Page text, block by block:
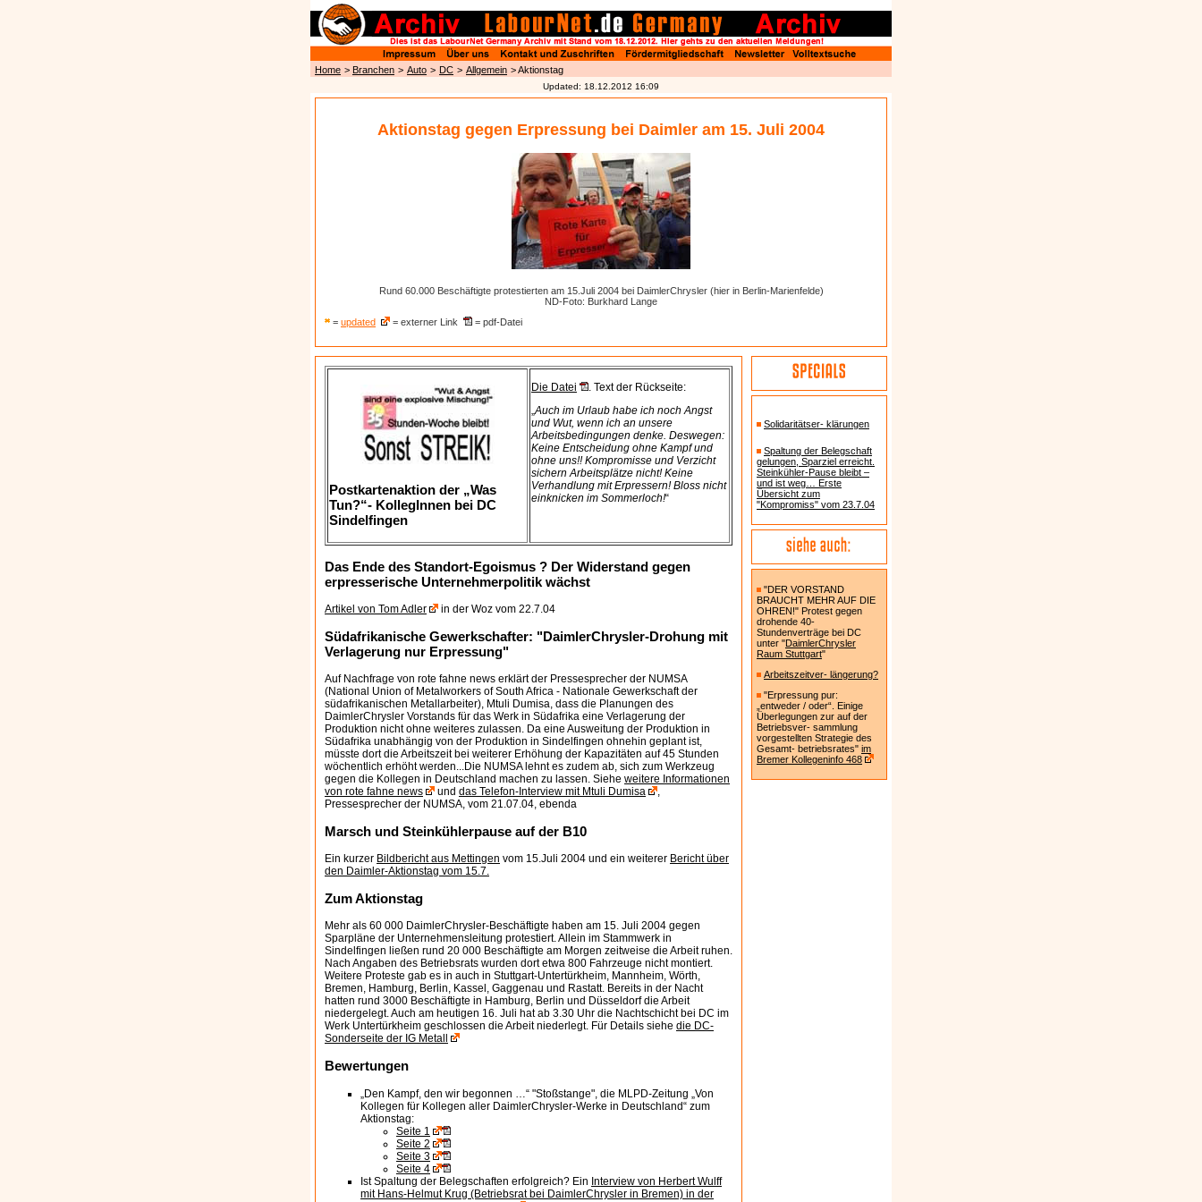
Home > Branchen > Auto > DC > Allgemein > Aktionstag
Updated: 18.12.2012 16:09
Aktionstag gegen Erpressung bei Daimler am 15. Juli 2004
Rund 60.000 Beschäftigte protestierten am 15.Juli 2004 bei DaimlerChrysler (hier in Berlin-Marienfelde)
ND-Foto: Burkhard Lange
= updated = externer Link = pdf-Datei
Postkartenaktion der „Was
Tun?“- KollegInnen bei DC
Sindelfingen
Die Datei
. Text der Rückseite:
„Auch im Urlaub habe ich noch Angst
und Wut, wenn ich an unsere
Arbeitsbedingungen denke. Deswegen:
Keine Entscheidung ohne Kampf und
ohne uns!! Kompromisse und Verzicht
sichern Arbeitsplätze nicht! Keine
Verhandlung mit Erpressern! Bloss nicht
einknicken im Sommerloch!“
Das Ende des Standort-Egoismus ? Der Widerstand gegen
erpresserische Unternehmerpolitik wächst
Artikel von Tom Adler in der Woz vom 22.7.04
Südafrikanische Gewerkschafter: "DaimlerChrysler-Drohung mit
Verlagerung nur Erpressung"
Auf Nachfrage von rote fahne news erklärt der Pressesprecher der NUMSA
(National Union of Metalworkers of South Africa - Nationale Gewerkschaft der
südafrikanischen Metallarbeiter), Mtuli Dumisa, dass die Planungen des
DaimlerChrysler Vorstands für das Werk in Südafrika eine Verlagerung der
Produktion nicht ohne weiteres zulassen. Da eine Ausweitung der Produktion in
Südafrika unabhängig von der Produktion in Sindelfingen ohnehin geplant ist,
müsste dort die Arbeitszeit bei weiterer Erhöhung der Kapazitäten auf 45 Stunden
wöchentlich erhöht werden...Die NUMSA lehnt es zudem ab, sich zum Werkzeug
gegen die Kollegen in Deutschland machen zu lassen. Siehe weitere Informationen
von rote fahne news
und das Telefon-Interview mit Mtuli Dumisa
,
Pressesprecher der NUMSA, vom 21.07.04, ebenda
Marsch und Steinkühlerpause auf der B10
Ein kurzer Bildbericht aus Mettingen vom 15.Juli 2004 und ein weiterer Bericht über
den Daimler-Aktionstag vom 15.7.
Zum Aktionstag
Mehr als 60 000 DaimlerChrysler-Beschäftigte haben am 15. Juli 2004 gegen
Sparpläne der Unternehmensleitung protestiert. Allein im Stammwerk in
Sindelfingen ließen rund 20 000 Beschäftigte am Morgen zeitweise die Arbeit ruhen.
Nach Angaben des Betriebsrats wurden dort etwa 800 Fahrzeuge nicht montiert.
Weitere Proteste gab es in auch in Stuttgart-Untertürkheim, Mannheim, Wörth,
Bremen, Hamburg, Berlin, Kassel, Gaggenau und Rastatt. Bereits in der Nacht
hatten rund 3000 Beschäftigte in Hamburg, Berlin und Düsseldorf die Arbeit
niedergelegt. Auch am heutigen 16. Juli hat ab 3.30 Uhr die Nachtschicht bei DC im
Werk Untertürkheim geschlossen die Arbeit niederlegt. Für Details siehe die DC-
Sonderseite der IG Metall
Bewertungen
„Den Kampf, den wir begonnen …“ "Stoßstange", die MLPD-Zeitung „Von
Kollegen für Kollegen aller DaimlerChrysler-Werke in Deutschland“ zum
Aktionstag:
Seite 1
Seite 2
Seite 3
Seite 4
Ist Spaltung der Belegschaften erfolgreich? Ein Interview von Herbert Wulff
mit Hans-Helmut Krug (Betriebsrat bei DaimlerChrysler in Bremen) in der
Solidaritätser- klärungen
Spaltung der Belegschaft
gelungen, Sparziel erreicht.
Steinkühler-Pause bleibt –
und ist weg… Erste
Übersicht zum
"Kompromiss" vom 23.7.04
"DER VORSTAND
BRAUCHT MEHR AUF DIE
OHREN!" Protest gegen
drohende 40-
Stundenverträge bei DC
unter "DaimlerChrysler
Raum Stuttgart"
Arbeitszeitver- längerung?
"Erpressung pur:
„entweder / oder“. Einige
Überlegungen zur auf der
Betriebsver- sammlung
vorgestellten Strategie des
Gesamt- betriebsrates" im
Bremer Kollegeninfo 468